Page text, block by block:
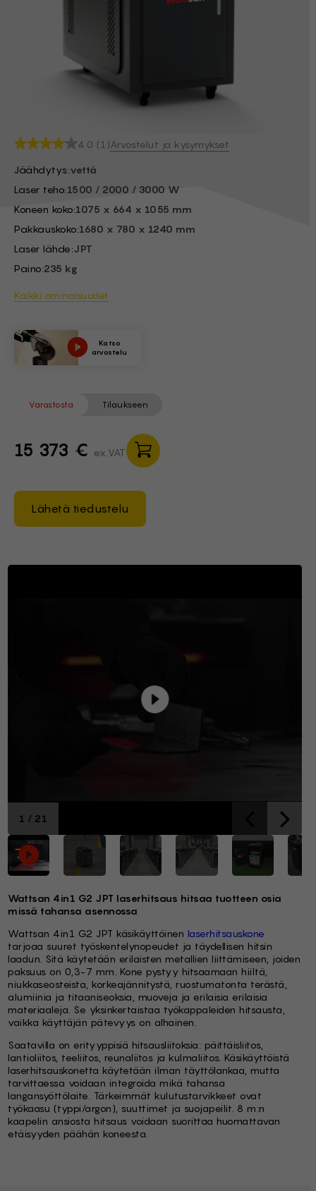
4.0 (1)Arvostelut ja kysymykset
Jäähdytys:vettä
Laser teho:1500 / 2000 / 3000 W
Koneen koko:1075 x 664 x 1055 mm
Pakkauskoko:1680 x 780 x 1240 mm
Laser lähde:JPT
Paino:235 kg
Kaikki ominaisuudet
Katso
arvostelu
Varastosta Tilaukseen
15 373 € ex.VAT
Lähetä tiedustelu
of Kädessä pidettävä
1 / 21
Wattsan 4in1 G2 JPT laserhitsaus hitsaa tuotteen osia
missä tahansa asennossa
Wattsan 4in1 G2 JPT käsikäyttöinen laserhitsauskone
tarjoaa suuret työskentelynopeudet ja täydellisen hitsin
laadun. Sitä käytetään erilaisten metallien liittämiseen, joiden
paksuus on 0,3-7 mm. Kone pystyy hitsaamaan hiiltä,
niukkaseosteista, korkeajännitystä, ruostumatonta terästä,
alumiinia ja titaaniseoksia, muoveja ja erilaisia erilaisia
materiaaleja. Se yksinkertaistaa työkappaleiden hitsausta,
vaikka käyttäjän pätevyys on alhainen.
Saatavilla on erityyppisiä hitsausliitoksia: päittäisliitos,
lantioliitos, teeliitos, reunaliitos ja kulmaliitos. Käsikäyttöistä
laserhitsauskonetta käytetään ilman täyttölankaa, mutta
tarvittaessa voidaan integroida mikä tahansa
langansyöttölaite. Tärkeimmät kulutustarvikkeet ovat
työkaasu (typpi/argon), suuttimet ja suojapeilit. 8 m:n
kaapelin ansiosta hitsaus voidaan suorittaa huomattavan
etäisyyden päähän koneesta.